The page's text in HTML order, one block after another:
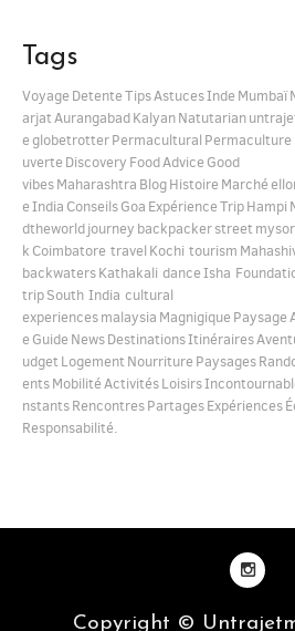
Tags
Voyage DetenteTipsAstucesInde Mumbaï
arjatAurangabadKalyanNatutarian
e globetrotterPermacultural Permaculture
uverte Discovery FoodAdvice Good
vibesMaharashtra BlogHistoire Marché
eIndia ConseilsGoa ExpérienceTripHampi
dtheworldjourney backpackerstreet
k Coimbatore travel Kochi tourism
backwatersKathakali danceIsha
tripSouth India cultural
experiencesmalaysia Magnigique Paysage
e Guide NewsDestinationsItinéraires
udget Logement Nourriture Paysages
entsMobilitéActivitésLoisirs
nstantsRencontresPartagesExpériences
Responsabilité.
Copyright ©